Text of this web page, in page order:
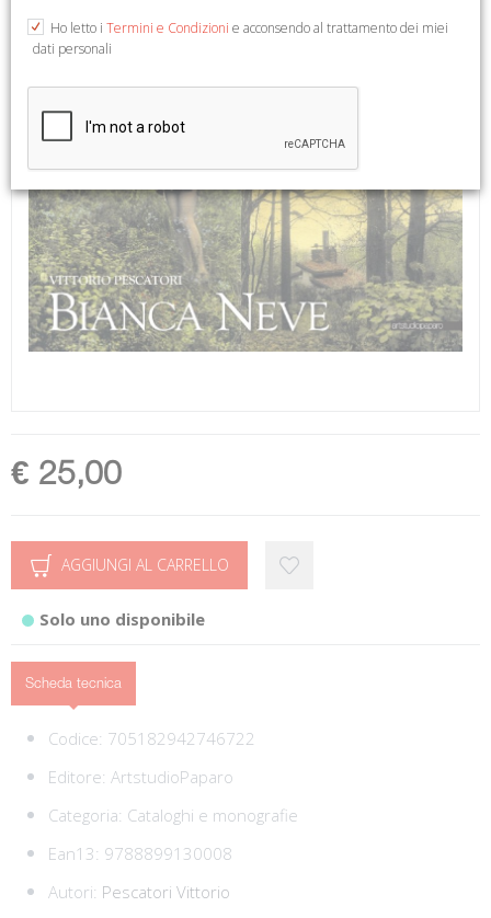
€ 25,00
AGGIUNGI AL CARRELLO
Solo uno disponibile
Scheda tecnica
Codice: 705182942746722
Editore: ArtstudioPaparo
Categoria: Cataloghi e monografie
Ean13: 9788899130008
Autori: Pescatori Vittorio
Ho letto i Termini e Condizioni e acconsendo al trattamento dei miei
dati personali